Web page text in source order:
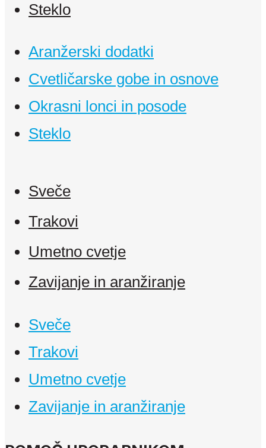
Steklo
Aranžerski dodatki
Cvetličarske gobe in osnove
Okrasni lonci in posode
Steklo
Sveče
Trakovi
Umetno cvetje
Zavijanje in aranžiranje
Sveče
Trakovi
Umetno cvetje
Zavijanje in aranžiranje